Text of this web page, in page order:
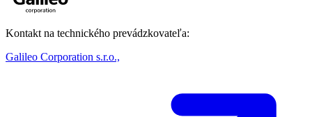
Kontakt na technického prevádzkovateľa:
Galileo Corporation s.r.o.,